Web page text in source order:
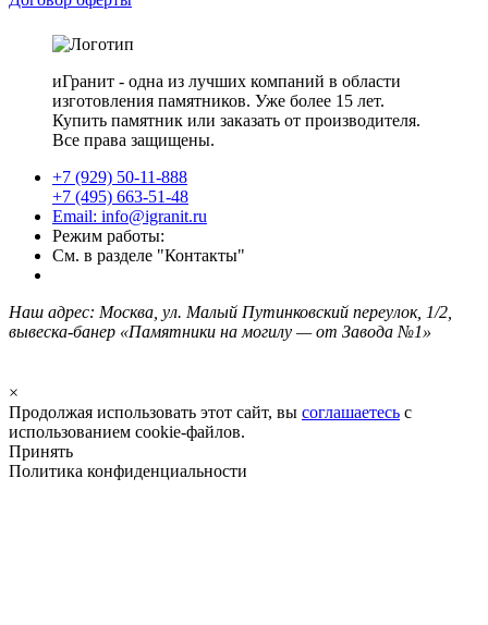
иГранит - одна из лучших компаний в области
изготовления памятников. Уже более 15 лет.
Купить памятник или заказать от производителя.
Все права защищены.
+7 (929) 50-11-888
+7 (495) 663-51-48
Email: info@igranit.ru
Режим работы:
См. в разделе "Контакты"
Наш адрес: Москва, ул. Малый Путинковский переулок, 1/2,
вывеска-банер «Памятники на могилу — от Завода №1»
×
Продолжая использовать этот сайт, вы соглашаетесь с
использованием cookie-файлов.
Принять
Политика конфиденциальности